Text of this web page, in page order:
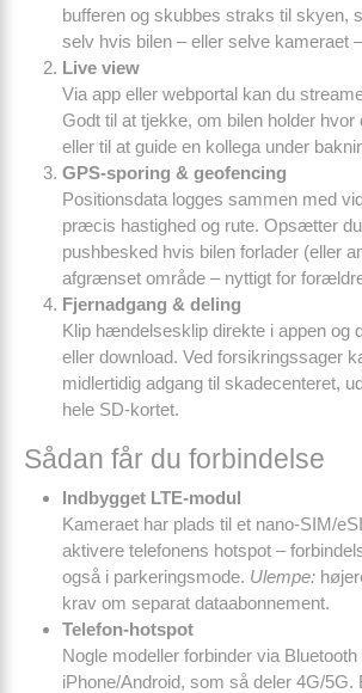
bufferen og skubbes straks til skyen,
selv hvis bilen – eller selve kameraet
Live view
Via app eller webportal kan du
Godt til at tjekke, om bilen holder hvor
eller til at guide en kollega under
GPS-sporing & geofencing
Positionsdata logges sammen med
præcis hastighed og rute. Opsætter
push­besked hvis bilen forlader (eller
afgrænset område – nyttigt for
Fjernadgang & deling
Klip hændelsesklip direkte i appen og
eller download. Ved forsikringssager
midlertidig adgang til skadecenteret,
hele SD-kortet.
Sådan får du forbindelse
Indbygget LTE-modul
Kameraet har plads til et nano-SIM/
aktivere telefonens hotspot –
også i parkeringsmode. Ulempe:
krav om separat dataabonnement.
Telefon-hotspot
Nogle modeller forbinder via Bluetooth
iPhone/Android, som så deler 4G/5G.